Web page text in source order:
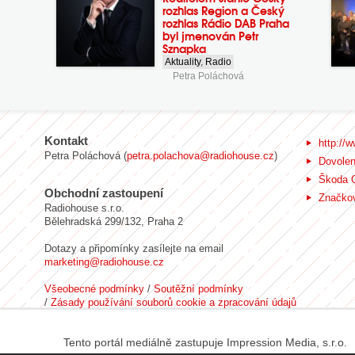
rozhlas Region a Český
rozhlas Rádio DAB Praha
byl jmenován Petr
Sznapka
Aktuality, Radio
Petra Poláchová
Kontakt
Petra Poláchová (petra.polachova@radiohouse.cz)
Obchodní zastoupení
Radiohouse s.r.o.
Bělehradská 299/132, Praha 2
Dotazy a připomínky zasílejte na email
marketing@radiohouse.cz
Všeobecné podmínky/Soutěžní podmínky
/Zásady používání souborů cookie a zpracování údajů
http://
Škoda
Tento portál mediálně zastupuje Impression Media, s.r.o.